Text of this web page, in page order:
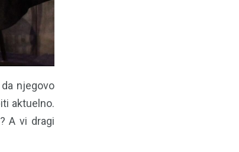
njegovo
aktuelno.
A vi dragi